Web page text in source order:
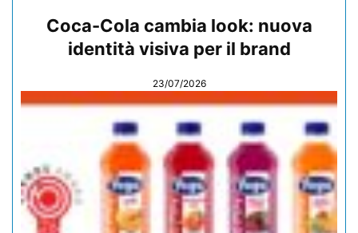
Coca-Cola cambia look: nuova
identità visiva per il brand
23/07/2026